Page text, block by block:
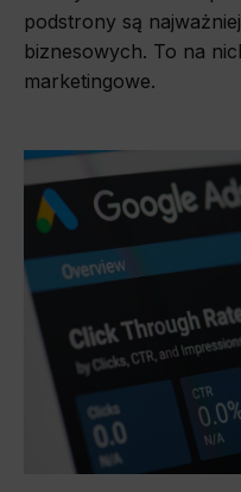
podstrony są
biznesowych. To na
marketingowe.